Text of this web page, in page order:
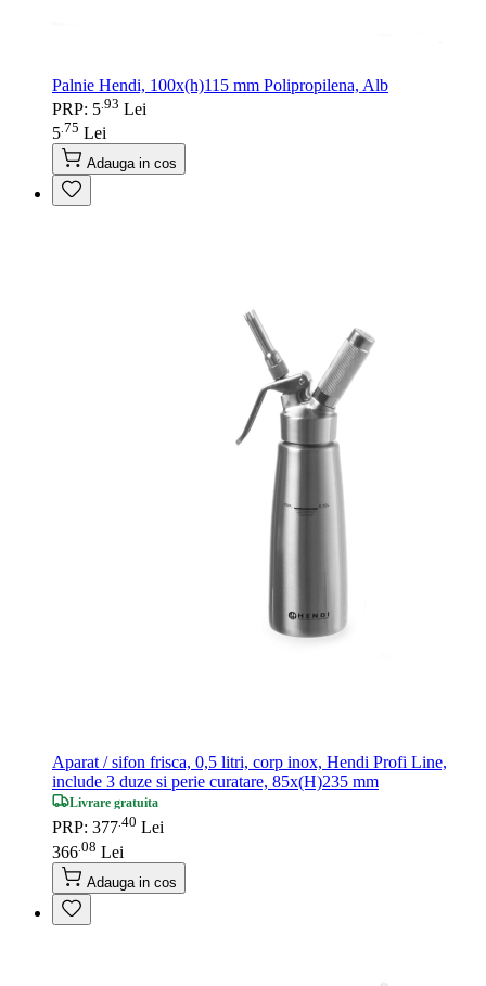
Palnie Hendi, 100x(h)115 mm Polipropilena, Alb
PRP: 5 93 Lei
5 75 Lei
Adauga in cos
Aparat / sifon frisca, 0,5 litri, corp inox, Hendi Profi Line,
include 3 duze si perie curatare, 85x(H)235 mm
Livrare gratuita
PRP: 377.40 Lei
366 08 Lei
Adauga in cos